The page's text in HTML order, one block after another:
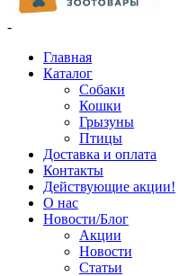
-
Главная
Каталог
Собаки
Кошки
Грызуны
Птицы
Доставка и оплата
Контакты
Действующие акции!
О нас
Новости/Блог
Акции
Новости
Статьи